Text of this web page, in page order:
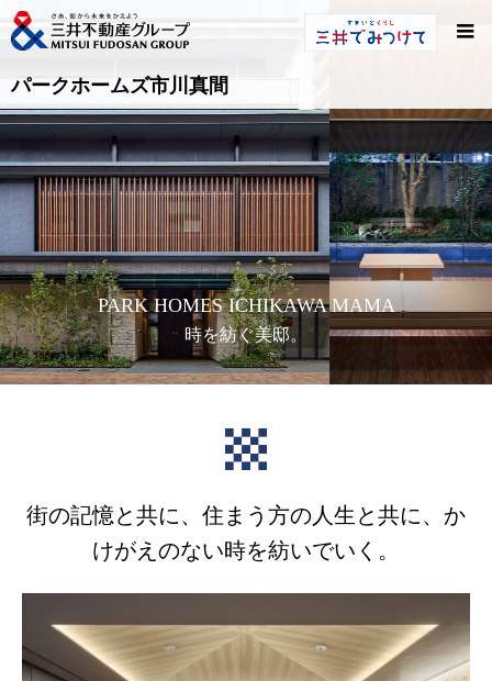
パークホームズ市川真間
PARK HOMES ICHIKAWA MAMA
時を紡ぐ美邸。
街の記憶と共に、住まう方の人生と共に、か
けがえのない時を紡いでいく。